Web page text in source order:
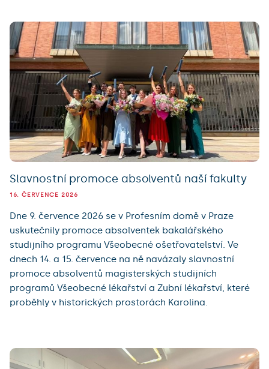
Slavnostní promoce absolventů naší fakulty
16. ČERVENCE 2026
Dne 9. července 2026 se v Profesním domě v Praze
uskutečnily promoce absolventek bakalářského
studijního programu Všeobecné ošetřovatelství. Ve
dnech 14. a 15. července na ně navázaly slavnostní
promoce absolventů magisterských studijních
programů Všeobecné lékařství a Zubní lékařství, které
proběhly v historických prostorách Karolina.